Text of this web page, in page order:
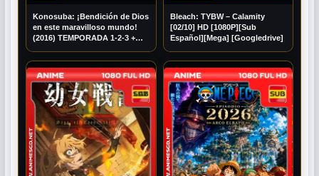
Konosuba: ¡Bendición de Dios
en este maravilloso mundo!
(2016) TEMPORADA 1-2-3 +
BDRIP
Bleach: TYBW – Calamity
[02/10] HD [1080P][Sub
Español][Mega] [Googledrive]